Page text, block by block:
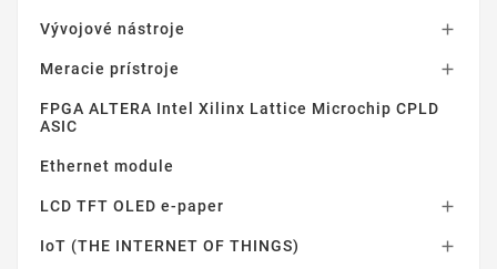
Vývojové nástroje 
Meracie prístroje 
FPGA ALTERA Intel Xilinx Lattice Microchip CPLD
ASIC
Ethernet module
LCD TFT OLED e-paper 
IoT (THE INTERNET OF THINGS) 